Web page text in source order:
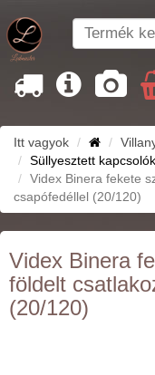
Itt vagyok
Süllyesztett
Videx Binera fekete
csapófedéllel (20/120)
Videx Binera
földelt
(20/120)